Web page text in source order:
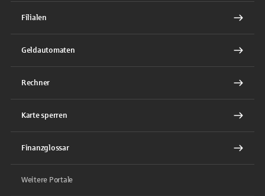
Filialen
Geldautomaten
Rechner
Karte sperren
Finanzglossar
Weitere Portale